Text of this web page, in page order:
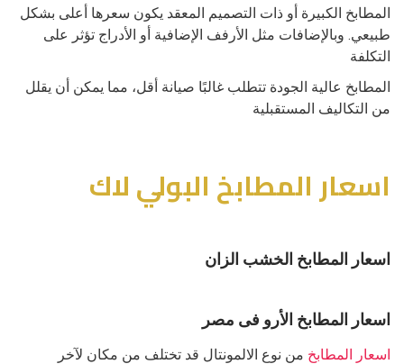
المطابخ الكبيرة أو ذات التصميم المعقد يكون سعرها أعلى بشكل
طبيعي. وبالإضافات مثل الأرفف الإضافية أو الأدراج تؤثر على
التكلفة
المطابخ عالية الجودة تتطلب غالبًا صيانة أقل، مما يمكن أن يقلل
من التكاليف المستقبلية
اسعار المطابخ البولي لاك
اسعار المطابخ الخشب الزان
اسعار المطابخ الأرو فى مصر
اسعار المطابخ من نوع الالمونتال قد تختلف من مكان لآخر